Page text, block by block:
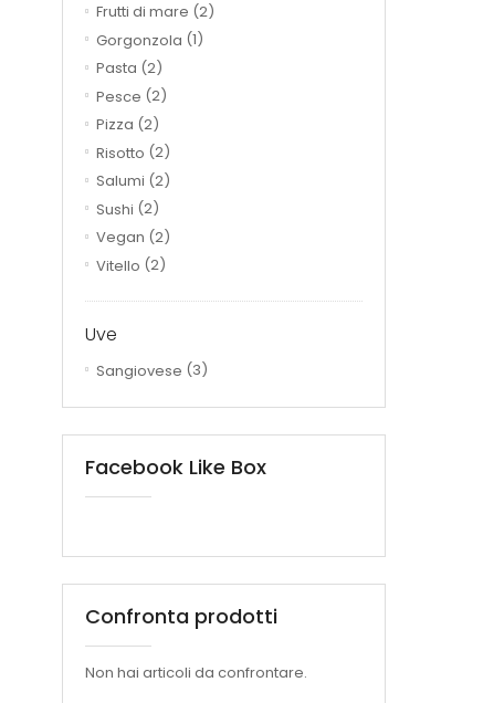
Frutti di mare (2)
Gorgonzola (1)
Pasta (2)
Pesce (2)
Pizza (2)
Risotto (2)
Salumi (2)
Sushi (2)
Vegan (2)
Vitello (2)
Uve
Sangiovese (3)
Facebook Like Box
Confronta prodotti
Non hai articoli da confrontare.